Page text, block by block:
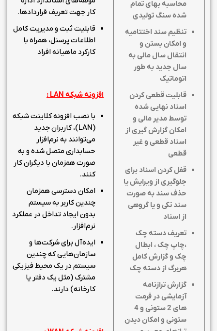
محاسبه بهای تمام
شده سنگ تولیدی
تنظیم سند اختتامیه
و امکان بستن و
انتقال سال مالی به
سال جدید به طور
اتوماتیک
قابلیت قطعی کردن
اسناد نهایی شده
توسط مدیر مالی و
امکان گزارش گیری از
اسناد قطعی و غیر
قطعی
قفل کردن اسناد برای
جلوگیری از ویرایش یا
حذف سند به صورت
سند تکی و یا گروهی
از اسناد
تعریف دسته چک
،چاپ چک ، ابطال
چک و گزارش کامل
هربرگ از دسته چک
گزارش ترازنامه
آزمایشی در فرمت
های 2 ستونی و 4
ستونی و امکان دیدن
کار جهت تعریف قراردادها.
قابلیت ثبت و مدیریت کامل
اطلاعات پرسنل، همراه با
کارکرد ماهیانه افراد
افزونه شبکهLAN
:
با نصب افزونه کلاینت شبکه
(LAN)، کاربران جدید
می‌توانند به نرم‌افزار
حسابداری متصل شده و به
صورت همزمان با دیگران کار
کنند.
امکان دسترسی همزمان
چندین کاربر به سیستم
بدون ایجاد تداخل در عملکرد
نرم‌افزار.
ایده‌آل برای شرکت‌ها و
سازمان‌هایی که چندین
سیستم در یک محیط فیزیکی
مشترک (مثل یک دفتر یا
کارخانه) دارند.